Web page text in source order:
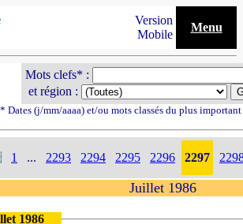
Version
Mobile
Menu
Mots clefs* :
et région :
* Dates (j/mm/aaaa) et/ou mots classés du plus
1 ... 2293 2294 2295 2296 2297
Juillet 1986
1986